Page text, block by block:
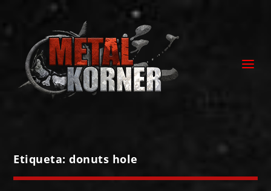
Etiqueta:donuts hole